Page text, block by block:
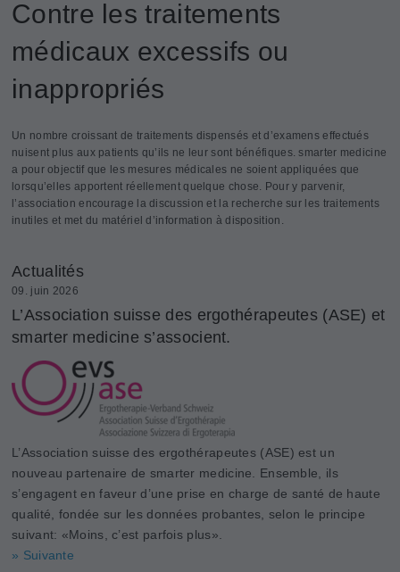
Contre les traitements
médicaux excessifs ou
inappropriés
Un nombre croissant de traitements dispensés et d’examens effectués
nuisent plus aux patients qu’ils ne leur sont bénéfiques. smarter medicine
a pour objectif que les mesures médicales ne soient appliquées que
lorsqu’elles apportent réellement quelque chose. Pour y parvenir,
l’association encourage la discussion et la recherche sur les traitements
inutiles et met du matériel d’information à disposition.
Actualités
09. juin 2026
L’Association suisse des ergothérapeutes (ASE) et
smarter medicine s’associent.
L’Association suisse des ergothérapeutes (ASE) est un
nouveau partenaire de smarter medicine. Ensemble, ils
s’engagent en faveur d’une prise en charge de santé de haute
qualité, fondée sur les données probantes, selon le principe
suivant: «Moins, c’est parfois plus».
» Suivante